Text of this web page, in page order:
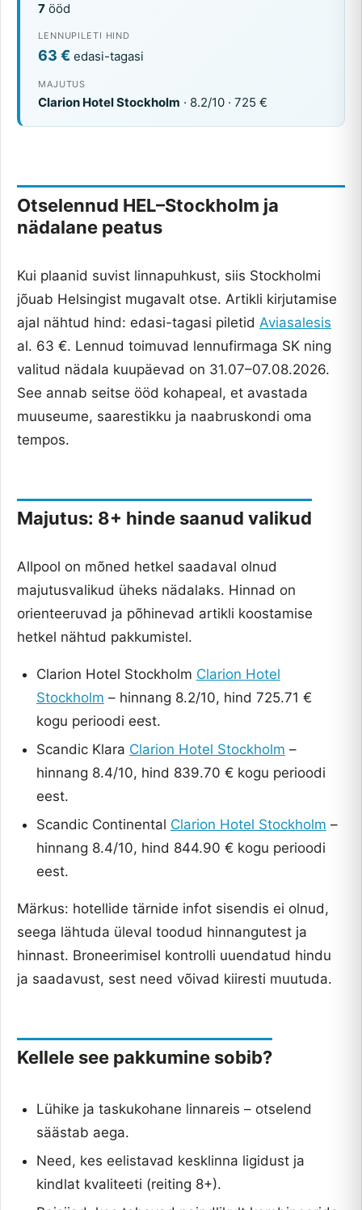
7 ööd
LENNUPILETI HIND
63 € edasi-tagasi
MAJUTUS
Clarion Hotel Stockholm · 8.2/10 · 725 €
Otselennud HEL–Stockholm ja
nädalane peatus
Kui plaanid suvist linnapuhkust, siis Stockholmi
jõuab Helsingist mugavalt otse. Artikli kirjutamise
ajal nähtud hind: edasi-tagasi piletid Aviasalesis
al. 63 €. Lennud toimuvad lennufirmaga SK ning
valitud nädala kuupäevad on 31.07–07.08.2026.
See annab seitse ööd kohapeal, et avastada
muuseume, saarestikku ja naabruskondi oma
tempos.
Majutus: 8+ hinde saanud valikud
Allpool on mõned hetkel saadaval olnud
majutusvalikud üheks nädalaks. Hinnad on
orienteeruvad ja põhinevad artikli koostamise
hetkel nähtud pakkumistel.
Clarion Hotel Stockholm Clarion Hotel
Stockholm – hinnang 8.2/10, hind 725.71 €
kogu perioodi eest.
Scandic Klara Clarion Hotel Stockholm –
hinnang 8.4/10, hind 839.70 € kogu perioodi
eest.
Scandic Continental Clarion Hotel Stockholm –
hinnang 8.4/10, hind 844.90 € kogu perioodi
eest.
Märkus: hotellide tärnide infot sisendis ei olnud,
seega lähtuda üleval toodud hinnangutest ja
hinnast. Broneerimisel kontrolli uuendatud hindu
ja saadavust, sest need võivad kiiresti muutuda.
Kellele see pakkumine sobib?
Lühike ja taskukohane linnareis – otselend
säästab aega.
Need, kes eelistavad kesklinna ligidust ja
kindlat kvaliteeti (reiting 8+).